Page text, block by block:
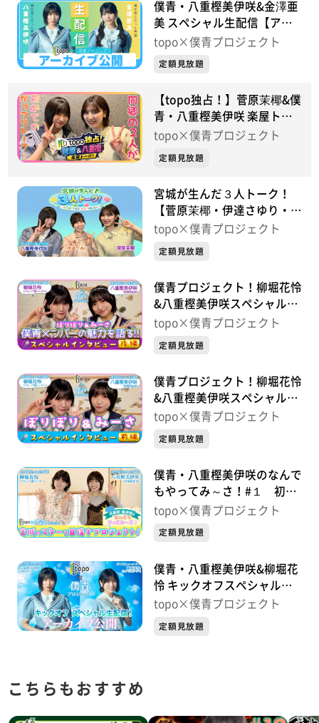
僕青・八重樫美伊咲&金澤亜
美 スペシャル生配信【アー
カイブ公開】
topo×僕青プロジェクト
定額見放題
【topo独占！】菅原茉椰&僕
青・八重樫美伊咲 楽屋トー
ク！【初めてのがっつりトー
topo×僕青プロジェクト
定額見放題
宮城が生んだ３人トーク！
【菅原茉椰・伊達さゆり・八
重樫美伊咲】
topo×僕青プロジェクト
定額見放題
僕青プロジェクト！柳堀花怜
&八重樫美伊咲スペシャルイ
ンタビュー【後編】
topo×僕青プロジェクト
定額見放題
僕青プロジェクト！柳堀花怜
&八重樫美伊咲スペシャルイ
ンタビュー【前編】
topo×僕青プロジェクト
定額見放題
僕青・八重樫美伊咲のなんで
もやってみ～さ！#１ 初回
は柳堀花怜と茶道に挑戦！
topo×僕青プロジェクト
定額見放題
僕青・八重樫美伊咲&柳堀花
怜 キックオフスペシャル生
配信【アーカイブ公開】
topo×僕青プロジェクト
定額見放題
こちらもおすすめ